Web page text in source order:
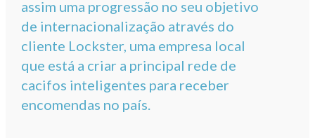
assim uma progressão no seu objetivo
de internacionalização através do
cliente Lockster, uma empresa local
que está a criar a principal rede de
cacifos inteligentes para receber
encomendas no país.